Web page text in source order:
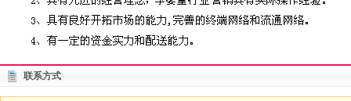
联系方式